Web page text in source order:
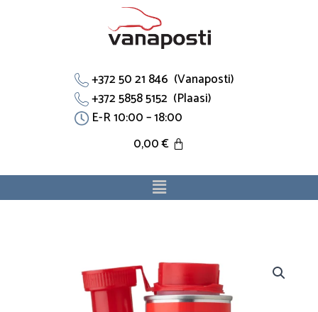
+372 50 21 846 (Vanaposti)
+372 5858 5152 (Plaasi)
E-R 10:00 – 18:00
0,00€
Menu